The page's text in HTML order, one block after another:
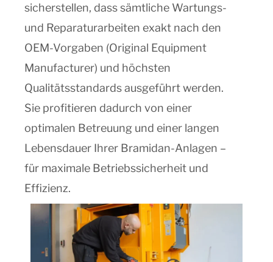
sicherstellen, dass sämtliche Wartungs-
und Reparaturarbeiten exakt nach den
OEM-Vorgaben (Original Equipment
Manufacturer) und höchsten
Qualitätsstandards ausgeführt werden.
Sie profitieren dadurch von einer
optimalen Betreuung und einer langen
Lebensdauer Ihrer Bramidan-Anlagen –
für maximale Betriebssicherheit und
Effizienz.